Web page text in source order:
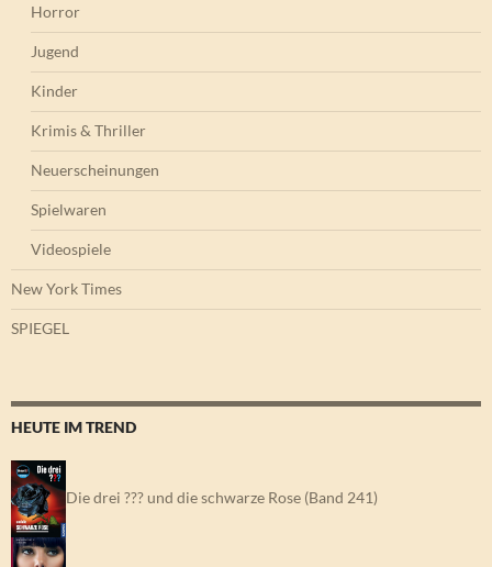
Horror
Jugend
Kinder
Krimis & Thriller
Neuerscheinungen
Spielwaren
Videospiele
New York Times
SPIEGEL
HEUTE IM TREND
Die drei ??? und die schwarze Rose (Band 241)